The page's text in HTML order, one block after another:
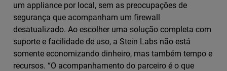
um appliance por local, sem as preocupações de
segurança que acompanham um firewall
desatualizado. Ao escolher uma solução completa com
suporte e facilidade de uso, a Stein Labs não está
somente economizando dinheiro, mas também tempo e
recursos. “O acompanhamento do parceiro é o que